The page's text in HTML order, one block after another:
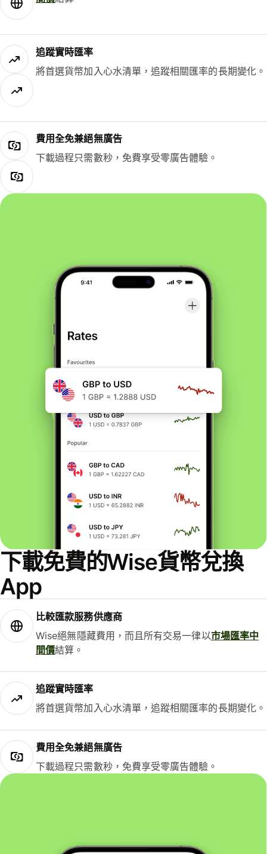
追蹤實時匯率
將首選貨幣加入心水清單，追蹤相關匯率的長期變化。
費用全免兼絕無廣告
下載過程只需數秒，免費享受零廣告體驗。
下載免費的Wise貨幣兌換
App
比較匯款服務供應商
Wise絕無隱藏費用，而且所有交易一律以市場匯率中
間價結算。
追蹤實時匯率
將首選貨幣加入心水清單，追蹤相關匯率的長期變化。
費用全免兼絕無廣告
下載過程只需數秒，免費享受零廣告體驗。